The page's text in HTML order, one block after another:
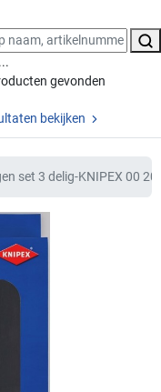
gevonden
bekijken
set 3 delig-KNIPEX 00 20